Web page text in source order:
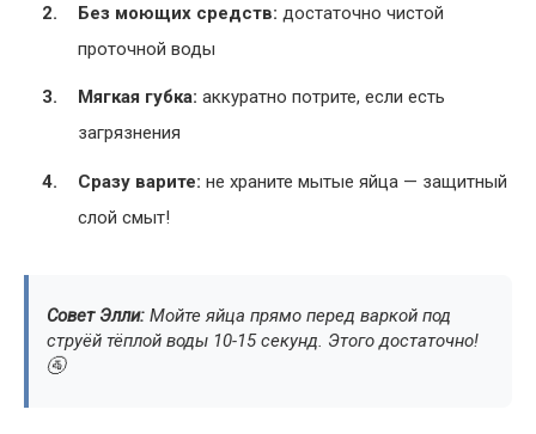
Без моющих средств: достаточно чистой
проточной воды
Мягкая губка: аккуратно потрите, если есть
загрязнения
Сразу варите: не храните мытые яйца — защитный
слой смыт!
Совет Элли: Мойте яйца прямо перед варкой под
струёй тёплой воды 10-15 секунд. Этого достаточно!
🚰